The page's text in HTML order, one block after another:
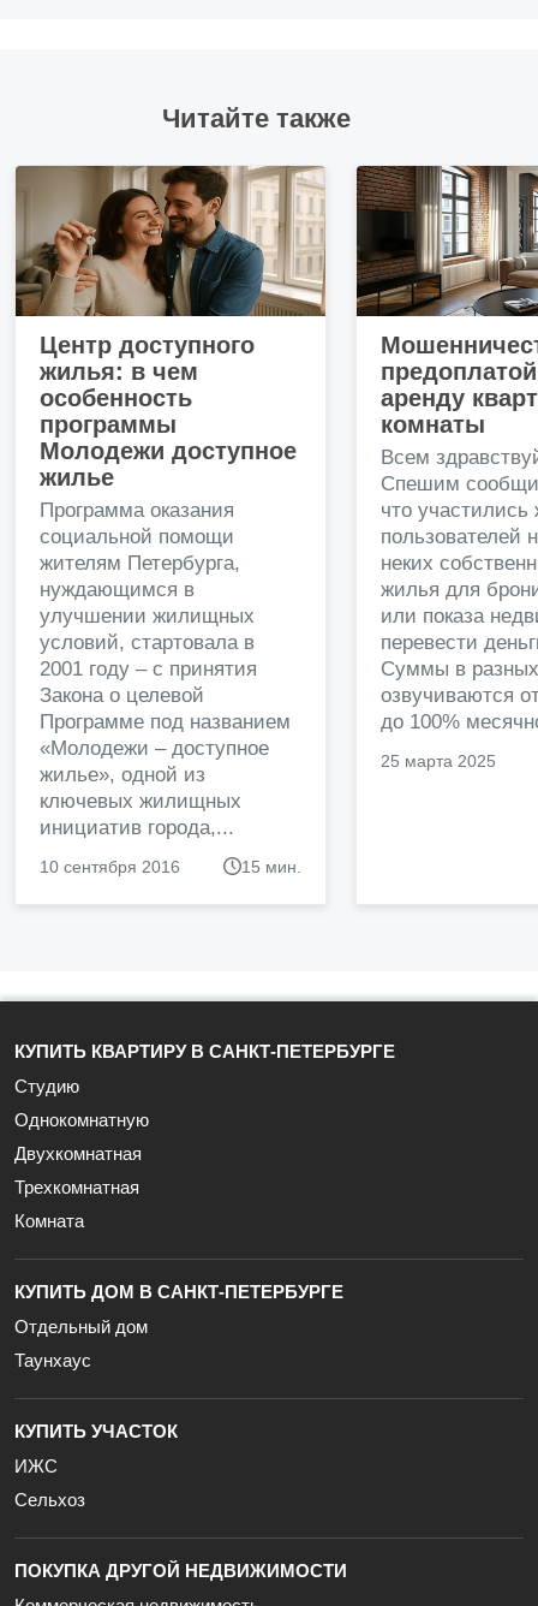
Читайте также
Центр доступного
жилья: в чем
особенность
программы
Молодежи доступное
жилье
Программа оказания
социальной помощи
жителям Петербурга,
нуждающимся в
улучшении жилищных
условий, стартовала в
2001 году – с принятия
Закона о целевой
Программе под названием
«Молодежи – доступное
жилье», одной из
ключевых жилищных
инициатив города,...
10 сентября 2016 15 мин.
аренду
комнаты
Всем
Спешим
что
пользователей
неких
жилья для
или показа
перевести
Суммы в
озвучиваются
до 100%
25 марта 2025
КУПИТЬ КВАРТИРУ В САНКТ-ПЕТЕРБУРГЕ
Студию
Однокомнатную
Двухкомнатная
Трехкомнатная
Комната
КУПИТЬ ДОМ В САНКТ-ПЕТЕРБУРГЕ
Отдельный дом
Таунхаус
КУПИТЬ УЧАСТОК
ИЖС
Сельхоз
ПОКУПКА ДРУГОЙ НЕДВИЖИМОСТИ